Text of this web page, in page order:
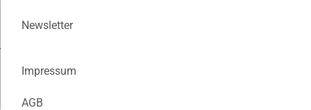
Newsletter
Impressum
AGB